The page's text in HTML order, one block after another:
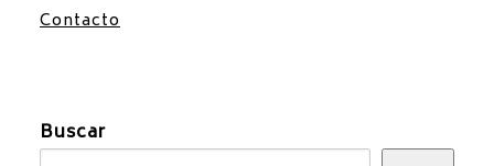
Contacto
Buscar